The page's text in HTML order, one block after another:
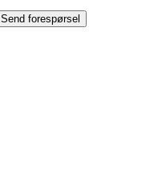
Send forespørsel